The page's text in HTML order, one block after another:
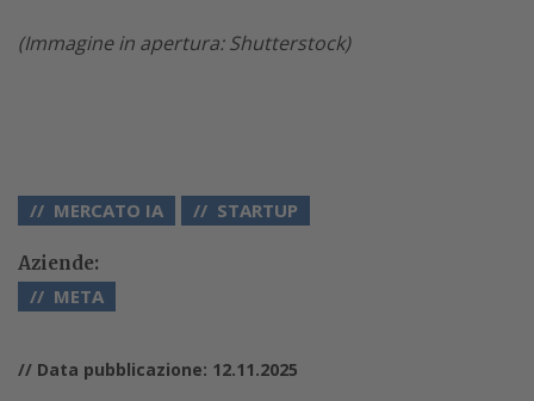
(Immagine in apertura: Shutterstock)
MERCATO IA STARTUP
Aziende:
META
// Data pubblicazione: 12.11.2025